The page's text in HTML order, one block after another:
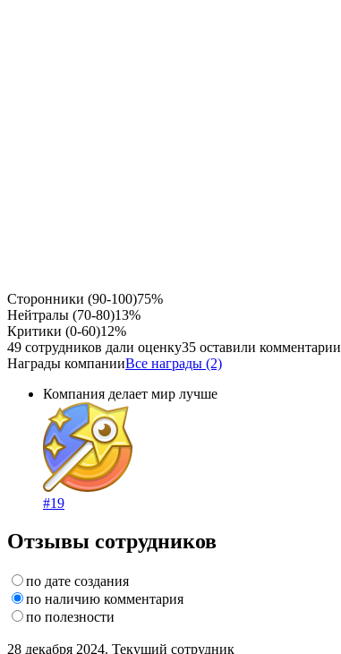
Сторонники (90-100)75%
Нейтралы (70-80)13%
Критики (0-60)12%
49 сотрудников дали оценку35 оставили комментарии
Награды компанииВсе награды (2)
Компания делает мир лучше
#19
Отзывы сотрудников
по дате создания
по наличию комментария
по полезности
28 декабря 2024. Текущий сотрудник